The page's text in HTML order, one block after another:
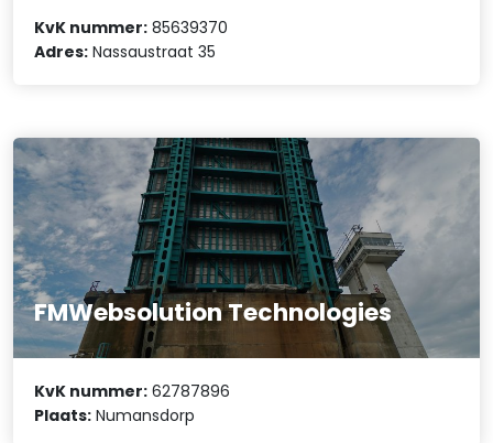
KvK nummer: 85639370
Adres: Nassaustraat 35
FMWebsolution Technologies
KvK nummer: 62787896
Plaats: Numansdorp